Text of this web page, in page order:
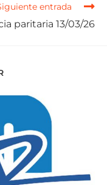
entrada
paritaria 13/03/26